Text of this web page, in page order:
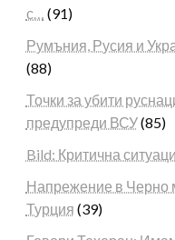
с… (91)
Румъния, Русия и
(88)
Точки за убити
предупреди ВСУ(85)
Bild: Критична
Напрежение в Черно
Турция (39)